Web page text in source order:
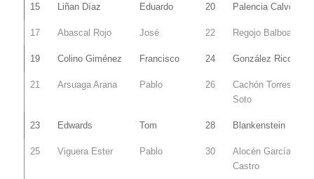
15 Liñan Díaz Eduardo 20 Palencia Calvo
17 Abascal Rojo José 22 Regojo Balboa
19 Colino Giménez Francisco 24 González Rico
21 Arsuaga Arana Pablo 26
Cachón Torres-
Soto
23 Edwards Tom 28 Blankenstein
25 Viguera Ester Pablo 30
Alocén García-
Castro